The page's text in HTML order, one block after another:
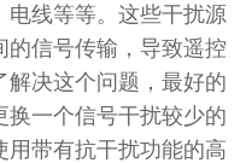
电线等等。这些干扰源
的信号传输，导致遥控
解决这个问题，最好的
换一个信号干扰较少的
用带有抗干扰功能的高